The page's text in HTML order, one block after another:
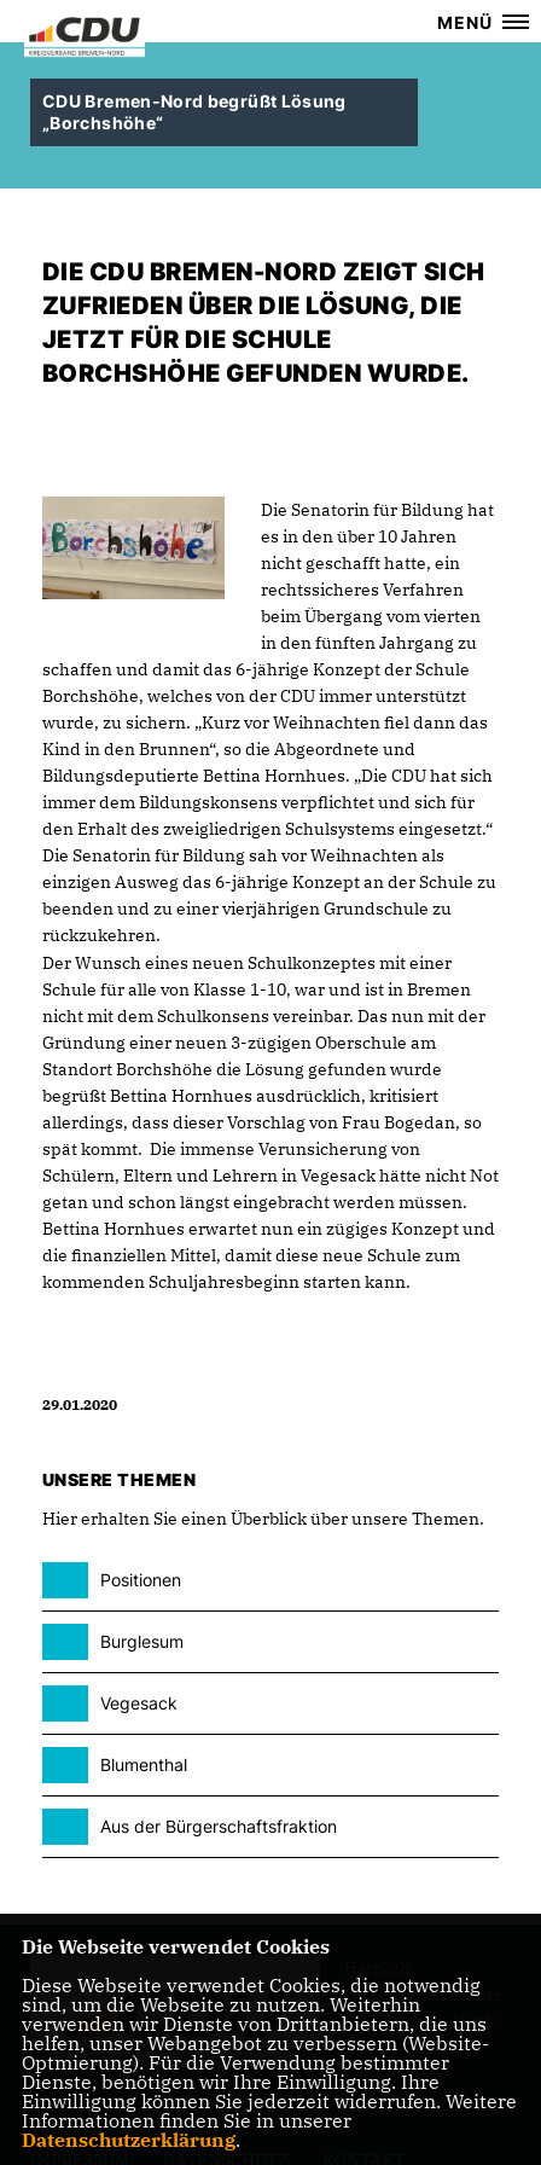
MENÜ
CDU Bremen-Nord begrüßt Lösung
Borchshöhe“
DIE CDU BREMEN-NORD ZEIGT SICH
ZUFRIEDEN ÜBER DIE LÖSUNG, DIE
JETZT FÜR DIE SCHULE
BORCHSHÖHE GEFUNDEN WURDE.
Die Senatorin für Bildung hat
es in den über 10 Jahren
nicht geschafft hatte, ein
rechtssicheres Verfahren
beim Übergang vom vierten
in den fünften Jahrgang zu
schaffen und damit das 6-jährige Konzept der Schule
Borchshöhe, welches von der CDU immer unterstützt
wurde, zu sichern. „Kurz vor Weihnachten fiel dann das
Kind in den Brunnen“, so die Abgeordnete und
Bildungsdeputierte Bettina Hornhues. „Die CDU hat sich
immer dem Bildungskonsens verpflichtet und sich für
den Erhalt des zweigliedrigen Schulsystems eingesetzt.“
Die Senatorin für Bildung sah vor Weihnachten als
einzigen Ausweg das 6-jährige Konzept an der Schule zu
beenden und zu einer vierjährigen Grundschule zu
rückzukehren.
Der Wunsch eines neuen Schulkonzeptes mit einer
Schule für alle von Klasse 1-10, war und ist in Bremen
nicht mit dem Schulkonsens vereinbar. Das nun mit der
Gründung einer neuen 3-zügigen Oberschule am
Standort Borchshöhe die Lösung gefunden wurde
begrüßt Bettina Hornhues ausdrücklich, kritisiert
allerdings, dass dieser Vorschlag von Frau Bogedan, so
spät kommt. Die immense Verunsicherung von
Schülern, Eltern und Lehrern in Vegesack hätte nicht Not
getan und schon längst eingebracht werden müssen.
Bettina Hornhues erwartet nun ein zügiges Konzept und
die finanziellen Mittel, damit diese neue Schule zum
kommenden Schuljahresbeginn starten kann.
29.01.2020
UNSERE THEMEN
Hier erhalten Sie einen Überblick über unsere Themen.
Positionen
Burglesum
Vegesack
Blumenthal
Aus der Bürgerschaftsfraktion
Willkommen bei der
CDU Bremen-Nord!
Die Webseite verwendet Cookies
Diese Webseite verwendet Cookies, die notwendig
sind, um die Webseite zu nutzen. Weiterhin
verwenden wir Dienste von Drittanbietern, die uns
helfen, unser Webangebot zu verbessern (Website-
Optmierung). Für die Verwendung bestimmter
Dienste, benötigen wir Ihre Einwilligung. Ihre
Einwilligung können Sie jederzeit widerrufen. Weitere
Informationen finden Sie in unserer
Datenschutzerklärung.